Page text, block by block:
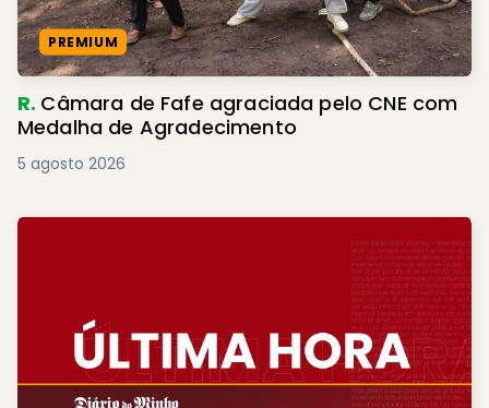
PREMIUM
R. Câmara de Fafe agraciada pelo CNE com
Medalha de Agradecimento
5 agosto 2026